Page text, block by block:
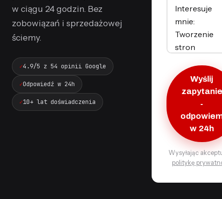
w ciągu 24 godzin. Bez
zobowiązań i sprzedażowej
ściemy.
4.9/5 z 54 opinii Google
Odpowiedź w 24h
10+ lat doświadczenia
Wyślij
zapytanie
-
w 24h
Wysyłając
politykę